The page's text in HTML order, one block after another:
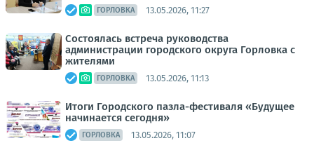
ГОРЛОВКА 13.05.2026, 11:27
Состоялась встреча руководства
администрации городского округа Горловка с
жителями
ГОРЛОВКА 13.05.2026, 11:13
Итоги Городского пазла-фестиваля «Будущее
начинается сегодня»
ГОРЛОВКА 13.05.2026, 11:07